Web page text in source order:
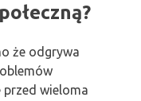
że odgrywa
przed wieloma